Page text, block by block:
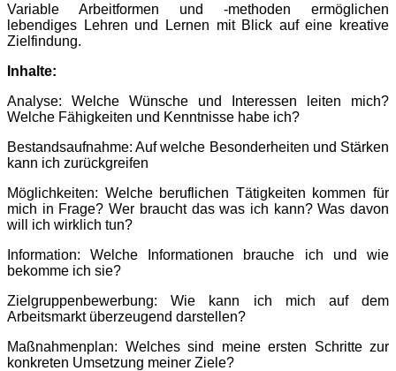
Variable Arbeitformen und -methoden ermöglichen
lebendiges Lehren und Lernen mit Blick auf eine kreative
Zielfindung.
Inhalte:
Analyse: Welche Wünsche und Interessen leiten mich?
Welche Fähigkeiten und Kenntnisse habe ich?
Bestandsaufnahme: Auf welche Besonderheiten und Stärken
kann ich zurückgreifen
Möglichkeiten: Welche beruflichen Tätigkeiten kommen für
mich in Frage? Wer braucht das was ich kann? Was davon
will ich wirklich tun?
Information: Welche Informationen brauche ich und wie
bekomme ich sie?
Zielgruppenbewerbung: Wie kann ich mich auf dem
Arbeitsmarkt überzeugend darstellen?
Maßnahmenplan: Welches sind meine ersten Schritte zur
konkreten Umsetzung meiner Ziele?